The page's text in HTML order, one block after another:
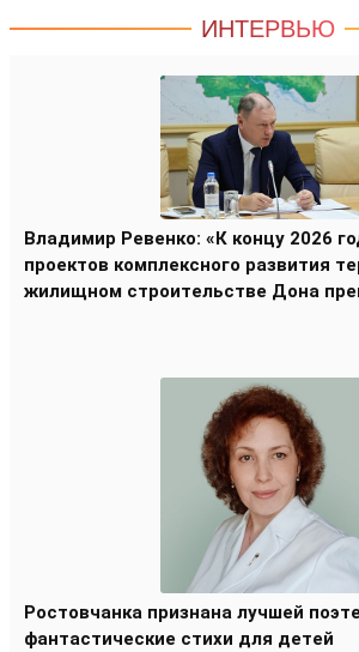
ИНТЕРВЬЮ
Владимир Ревенко: «К концу 2026
проектов комплексного развития
жилищном строительстве Дона
Ростовчанка признана лучшей
фантастические стихи для детей